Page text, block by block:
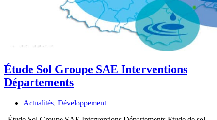
Étude Sol Groupe SAE Interventions
Départements
Actualités, Développement